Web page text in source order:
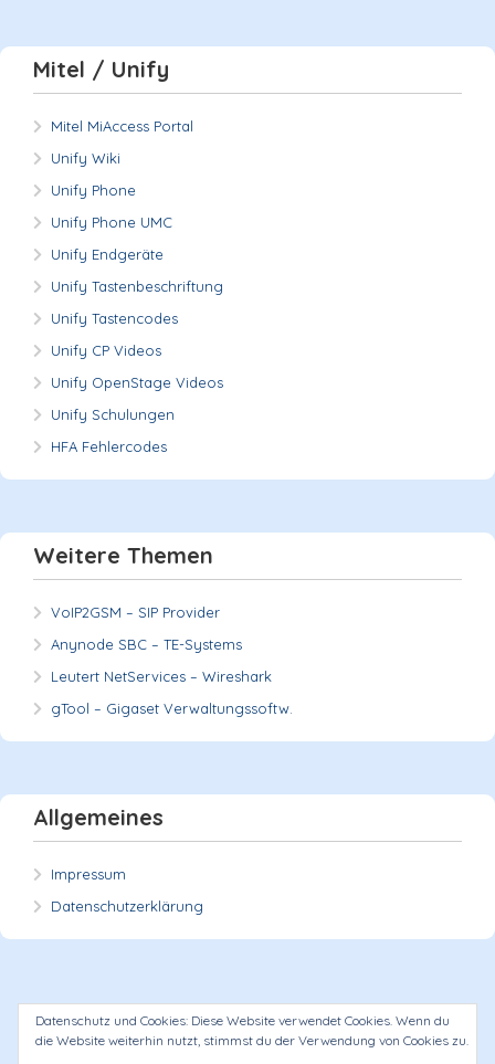
Mitel / Unify
Mitel MiAccess Portal
Unify Wiki
Unify Phone
Unify Phone UMC
Unify Endgeräte
Unify Tastenbeschriftung
Unify Tastencodes
Unify CP Videos
Unify OpenStage Videos
Unify Schulungen
HFA Fehlercodes
Weitere Themen
VoIP2GSM – SIP Provider
Anynode SBC – TE-Systems
Leutert NetServices – Wireshark
gTool – Gigaset Verwaltungssoftw.
Allgemeines
Impressum
Datenschutzerklärung
Datenschutz und Cookies: Diese Website verwendet Cookies. Wenn du
die Website weiterhin nutzt, stimmst du der Verwendung von Cookies zu.